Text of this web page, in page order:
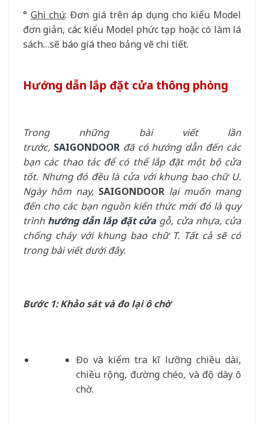
° Ghi chú: Đơn giá trên áp dụng cho kiểu Model
đơn giản, các kiểu Model phức tạp hoặc có làm lá
sách…sẽ báo giá theo bảng vẽ chi tiết.
Hướng dẫn lắp đặt cửa thông phòng
Trong những bài viết lần
trước, SAIGONDOOR đã có hướng dẫn đến các
bạn các thao tác để có thể lắp đặt một bộ cửa
tốt. Nhưng đó đều là cửa với khung bao chữ U.
Ngày hôm nay, SAIGONDOOR lại muốn mang
đến cho các bạn nguồn kiến thức mới đó là quy
trình hướng dẫn lắp đặt cửa gỗ, cửa nhựa, cửa
chống cháy với khung bao chữ T. Tất cả sẽ có
trong bài viết dưới đây.
Bước 1: Khảo sát và đo lại ô chờ
Đo và kiểm tra kĩ lưỡng chiều dài,
chiều rộng, đường chéo, và độ dày ô
chờ.